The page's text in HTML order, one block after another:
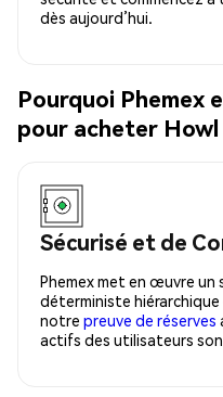
dès aujourd’hui.
Pourquoi Phemex
pour acheter
Sécurisé et de
Phemex met en œuvre
déterministe
notre preuve de réserves
actifs des utilisateurs